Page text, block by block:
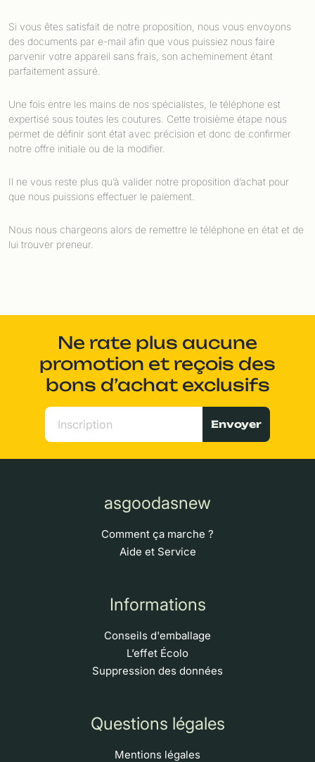
Si vous êtes satisfait de notre proposition, nous vous envoyons
des documents par e-mail afin que vous puissiez nous faire
parvenir votre appareil sans frais, son acheminement étant
parfaitement assuré.
Une fois entre les mains de nos spécialistes, le téléphone est
expertisé sous toutes les coutures. Cette troisième étape nous
permet de définir sont état avec précision et donc de confirmer
notre offre initiale ou de la modifier.
Il ne vous reste plus qu’à valider notre proposition d’achat pour
que nous puissions effectuer le paiement.
Nous nous chargeons alors de remettre le téléphone en état et de
lui trouver preneur.
Ne rate plus aucune
promotion et reçois des
bons d’achat exclusifs
Envoyer
asgoodasnew
Comment ça marche ?
Aide et Service
Informations
Conseils d'emballage
L’effet Écolo
Suppression des données
Questions légales
Mentions légales